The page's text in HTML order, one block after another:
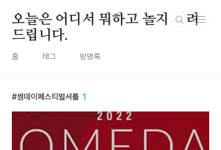
오늘은 어디서 뭐하고 놀지 알려
드립니다.
홈 태그 방명록
썸데이페스티벌셔틀 1